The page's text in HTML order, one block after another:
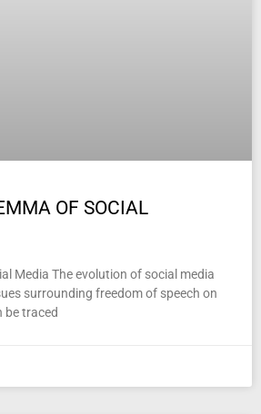
OF SOCIAL
Media The evolution of social media
surrounding freedom of speech on
be traced